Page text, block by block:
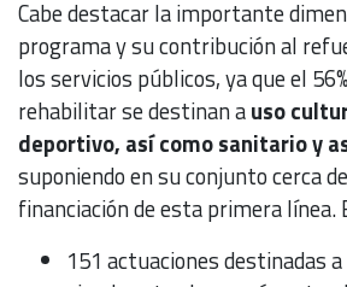
Cabe destacar la importante
programa y su contribución al
los servicios públicos, ya que el
rehabilitar se destinan auso
deportivo, así como sanitario y
suponiendo en su conjunto cerca
financiación de esta primera línea.
151 actuaciones destinadas